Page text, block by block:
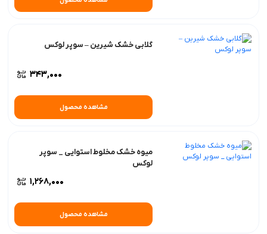
گلابی خشک شیرین – سوپر لوکس
343,000
مشاهده محصول
میوه خشک مخلوط استوایی _ سوپر
لوکس
1,268,000
مشاهده محصول